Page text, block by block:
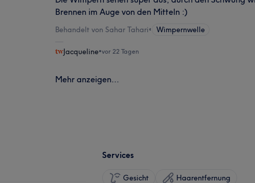
Brennen im Auge von den Mitteln :)
Behandelt von Sahar Tahari• Wimpernwelle
Jacqueline•vor 22 Tagen
Mehr anzeigen...
Services
Gesicht Haarentfernung